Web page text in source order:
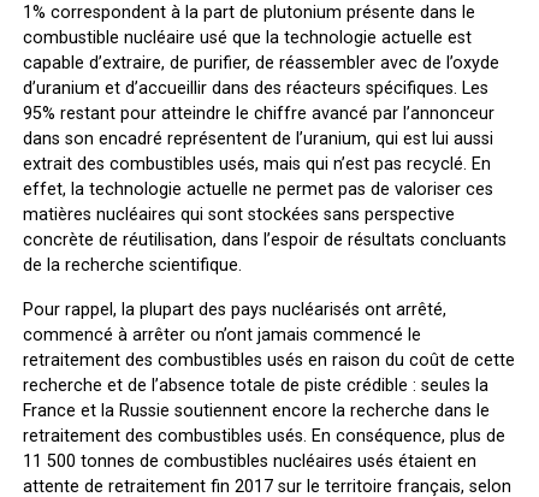
1% correspondent à la part de plutonium présente dans le
combustible nucléaire usé que la technologie actuelle est
capable d’extraire, de purifier, de réassembler avec de l’oxyde
d’uranium et d’accueillir dans des réacteurs spécifiques. Les
95% restant pour atteindre le chiffre avancé par l’annonceur
dans son encadré représentent de l’uranium, qui est lui aussi
extrait des combustibles usés, mais qui n’est pas recyclé. En
effet, la technologie actuelle ne permet pas de valoriser ces
matières nucléaires qui sont stockées sans perspective
concrète de réutilisation, dans l’espoir de résultats concluants
de la recherche scientifique.
Pour rappel, la plupart des pays nucléarisés ont arrêté,
commencé à arrêter ou n’ont jamais commencé le
retraitement des combustibles usés en raison du coût de cette
recherche et de l’absence totale de piste crédible : seules la
France et la Russie soutiennent encore la recherche dans le
retraitement des combustibles usés. En conséquence, plus de
11 500 tonnes de combustibles nucléaires usés étaient en
attente de retraitement fin 2017 sur le territoire français, selon